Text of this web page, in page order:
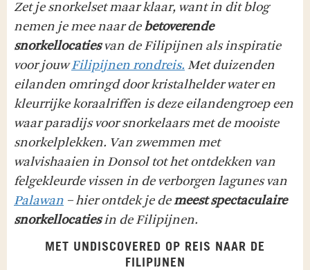
Zet je snorkelset maar klaar, want in dit blog
nemen je mee naar debetoverende
snorkellocatiesvan de Filipijnen als inspiratie
voor jouwFilipijnen rondreis. Met duizenden
eilanden omringd door kristalhelder water en
kleurrijke koraalriffen is deze eilandengroep een
waar paradijs voor snorkelaars met de mooiste
snorkelplekken. Van zwemmen met
walvishaaien in Donsol tot het ontdekken van
felgekleurde vissen in de verborgen lagunes van
Palawan – hier ontdek je demeest spectaculaire
snorkellocatiesin de Filipijnen.
MET UNDISCOVERED OP REIS NAAR DE
FILIPIJNEN